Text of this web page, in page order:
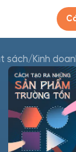
sách/Kinh